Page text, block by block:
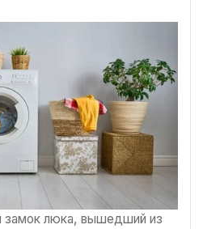
замок люка, вышедший из